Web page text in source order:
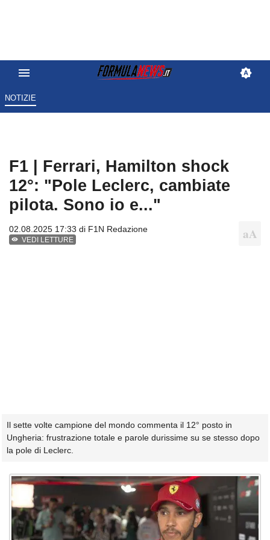
NOTIZIE
F1 | Ferrari, Hamilton shock
12°: "Pole Leclerc, cambiate
pilota. Sono io e..."
02.08.2025 17:33 di F1N Redazione
VEDI LETTURE
Il sette volte campione del mondo commenta il 12° posto in
Ungheria: frustrazione totale e parole durissime su se stesso dopo
la pole di Leclerc.